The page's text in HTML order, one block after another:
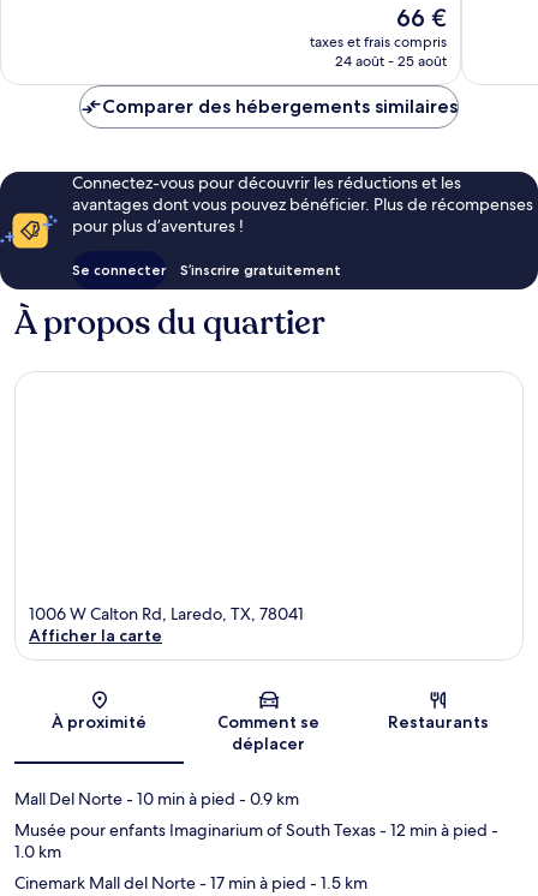
Le
nouveau
prix
de
66 €
taxes et frais compris
24 août - 25 août
Comparer des hébergements similaires
Connectez-vous pour découvrir les réductions et les
avantages dont vous pouvez bénéficier. Plus de récompenses
pour plus d’aventures !
Se connecter S’inscrire gratuitement
À propos du quartier
Carte
1006 W Calton Rd, Laredo, TX, 78041
Afficher la carte
À proximité
Comment se
déplacer
Restaurants
Mall Del Norte- 10 min à pied - 0.9 km
Musée pour enfants Imaginarium of South Texas- 12 min à pied -
1.0 km
Cinemark Mall del Norte- 17 min à pied - 1.5 km